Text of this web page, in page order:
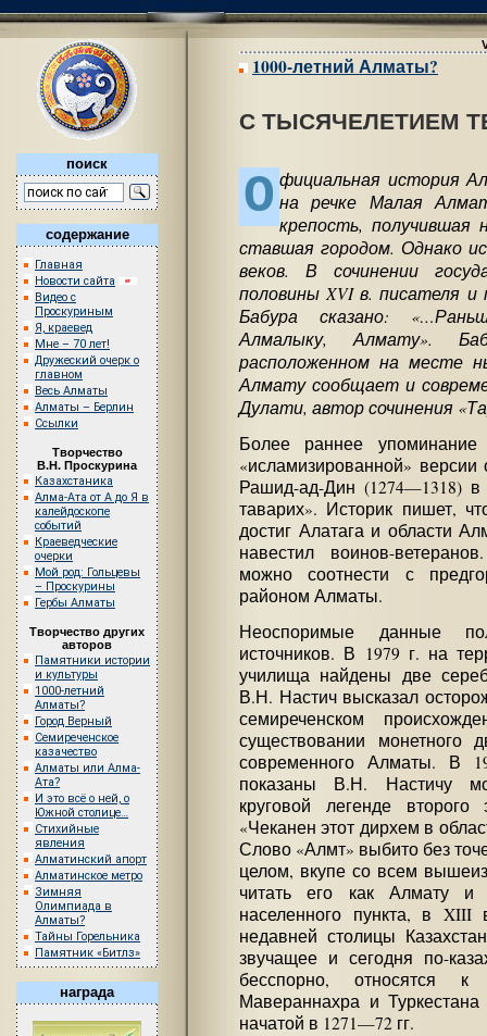
поиск
содержание
Главная
Новости сайта
Видео с
Проскуриным
Я, краевед
Мне – 70 лет!
Дружеский очерк о
главном
Весь Алматы
Алматы – Берлин
Ссылки
Творчество
В.Н. Проскурина
Казахстаника
Алма-Ата от А до Я в
калейдоскопе
событий
Краеведческие
очерки
Мой род: Гольцевы
– Проскурины
Гербы Алматы
Творчество других
авторов
Памятники истории
и культуры
1000-летний
Алматы?
Город Верный
Семиреченское
казачество
Алматы или Алма-
Ата?
И это всё о ней, о
Южной столице…
Стихийные
явления
Алматинский апорт
Алматинское метро
Зимняя
Олимпиада в
Алматы?
Тайны Горельника
Памятник «Битлз»
награда
1000-летний Алматы?
С ТЫСЯЧЕЛЕТИЕМ
О фициальная история
на речке Малая
крепость, получившая
ставшая городом. Однако
веков. В сочинении
половины XVI в. писателя
Бабура сказано:
Алмалыку, Алмату».
расположенном на месте
Алмату сообщает и
Дулати, автор сочинения
Более раннее
«исламизированной»
Рашид-ад-Дин (1274—1318)
таварих». Историк пишет,
достиг Алатага и области
навестил воинов-
можно соотнести с
районом Алматы.
Неоспоримые данные
источников. В 1979 г. на
училища найдены две
В.Н. Настич высказал
семиреченском
существовании
современного Алматы. В
показаны В.Н. Настичу
круговой легенде второго
«Чеканен этот дирхем в
Слово «Алмт» выбито без
целом, вкупе со всем
читать его как Алмату
населенного пункта, в XIII
недавней столицы
звучащее и сегодня по-
бесспорно, относятся
Мавераннахра и
начатой в 1271—72 гг.